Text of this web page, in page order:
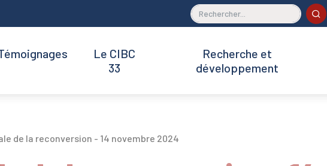
Ok
Le CIBC
33
Recherche et
développement
de la reconversion - 14 novembre 2024